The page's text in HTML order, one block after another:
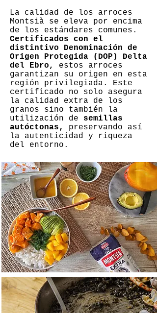
La calidad de los arroces
Montsià se eleva por encima
de los estándares comunes.
Certificados con el
distintivo Denominación de
Origen Protegida (DOP) Delta
del Ebro,
estos arroces
garantizan su origen en esta
región privilegiada. Este
certificado no solo asegura
la calidad extra de los
granos sino también la
utilización de semillas
autóctonas,
preservando así
la autenticidad y riqueza
del entorno.